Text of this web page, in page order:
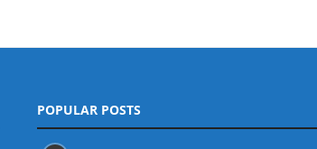
POPULAR POSTS